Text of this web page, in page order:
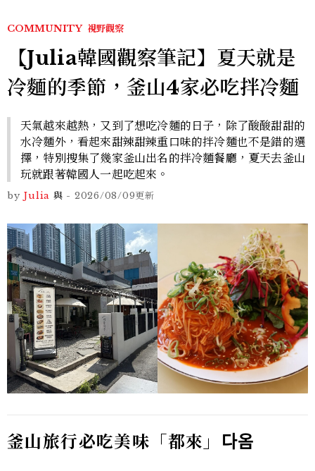
COMMUNITY 視野觀察
【Julia韓國觀察筆記】夏天就是
冷麵的季節，釜山4家必吃拌冷麵
天氣越來越熱，又到了想吃冷麵的日子，除了酸酸甜甜的
水冷麵外，看起來甜辣甜辣重口味的拌冷麵也不是錯的選
擇，特別搜集了幾家釜山出名的拌冷麵餐廳，夏天去釜山
玩就跟著韓國人一起吃起來。
by Julia 與 - 2026/08/09更新
釜山旅行必吃美味「都來」 다옴